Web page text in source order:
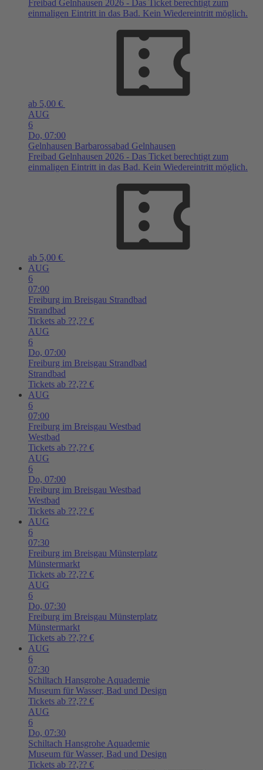
Freibad Gelnhausen 2026 - Das Ticket berechtigt zum
einmaligen Eintritt in das Bad. Kein Wiedereintritt möglich.
ab 5,00 €
AUG
6
Do, 07:00
Gelnhausen Barbarossabad Gelnhausen
Freibad Gelnhausen 2026 - Das Ticket berechtigt zum
einmaligen Eintritt in das Bad. Kein Wiedereintritt möglich.
ab 5,00 €
AUG
6
07:00
Freiburg im Breisgau Strandbad
Strandbad
Tickets ab ??,?? €
AUG
6
Do, 07:00
Freiburg im Breisgau Strandbad
Strandbad
Tickets ab ??,?? €
AUG
6
07:00
Freiburg im Breisgau Westbad
Westbad
Tickets ab ??,?? €
AUG
6
Do, 07:00
Freiburg im Breisgau Westbad
Westbad
Tickets ab ??,?? €
AUG
6
07:30
Freiburg im Breisgau Münsterplatz
Münstermarkt
Tickets ab ??,?? €
AUG
6
Do, 07:30
Freiburg im Breisgau Münsterplatz
Münstermarkt
Tickets ab ??,?? €
AUG
6
07:30
Schiltach Hansgrohe Aquademie
Museum für Wasser, Bad und Design
Tickets ab ??,?? €
AUG
6
Do, 07:30
Schiltach Hansgrohe Aquademie
Museum für Wasser, Bad und Design
Tickets ab ??,?? €